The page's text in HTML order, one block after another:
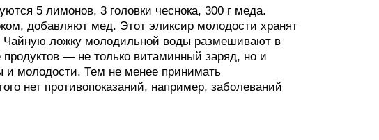
5 лимонов, 3 головки чеснока, 300 г меда.
добавляют мед. Этот эликсир молодости хранят
ложку молодильной воды размешивают в
— не только витаминный заряд, но и
и молодости. Тем не менее принимать
нет противопоказаний, например, заболеваний